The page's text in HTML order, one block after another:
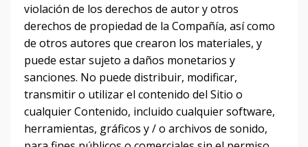
violación de los derechos de autor y otros
derechos de propiedad de la Compañía, así como
de otros autores que crearon los materiales, y
puede estar sujeto a daños monetarios y
sanciones. No puede distribuir, modificar,
transmitir o utilizar el contenido del Sitio o
cualquier Contenido, incluido cualquier software,
herramientas, gráficos y / o archivos de sonido,